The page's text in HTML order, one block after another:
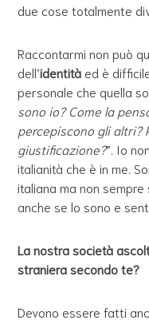
due cose totalmente
Raccontarmi non può
dell’identità ed è
personale che quella
sono io? Come la
percepiscono gli altri?
giustificazione?”. Io
italianità che è in me.
italiana ma non
anche se lo sono e
La nostra società
straniera secondo te?
Devono essere fatti